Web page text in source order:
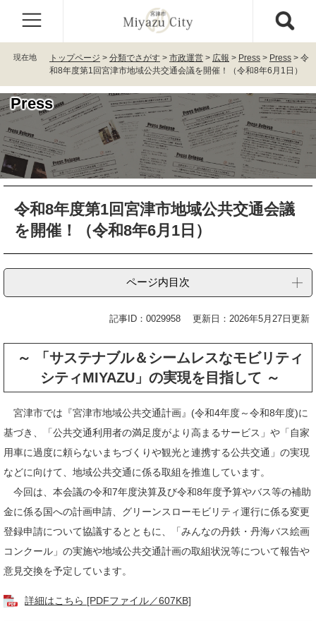
で
す
。
ば
し
て
本
文
へ
現在地 トップページ > 分類でさがす > 市政運営 > 広報 > Press > Press > 令
和8年度第1回宮津市地域公共交通会議を開催！（令和8年6月1日）
Press
令和8年度第1回宮津市地域公共交通会議
を開催！（令和8年6月1日）
ページ内目次
記事ID：0029958 更新日：2026年5月27日更新
～
「サステナブル＆シームレスなモビリティ
シティMIYAZU」の実現を目指して ​​ ～
宮津市では『宮津市地域公共交通計画』(令和4年度～令和8年度)に
基づき、「公共交通利用者の満足度がより高まるサービス」や「自家
用車に過度に頼らないまちづくりや観光と連携する公共交通」の実現
などに向けて、地域公共交通に係る取組を推進しています。
今回は、本会議の令和7年度決算及び令和8年度予算やバス等の補助
金に係る国への計画申請、グリーンスローモビリティ運行に係る変更
登録申請について協議するとともに、「みんなの丹鉄・丹海バス絵画
コンクール」の実施や地域公共交通計画の取組状況等について報告や
意見交換を予定しています。
詳細はこちら [PDFファイル／607KB]